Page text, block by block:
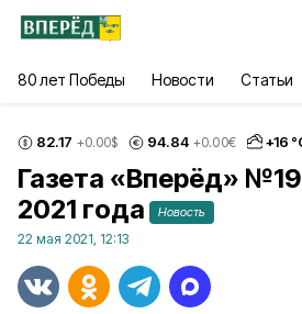
80 лет Победы Новости Статьи
82.17 +0.00$ 94.84 +0.00€ +16
Газета «Вперёд»
2021 года
Новость
22 мая 2021, 12:13